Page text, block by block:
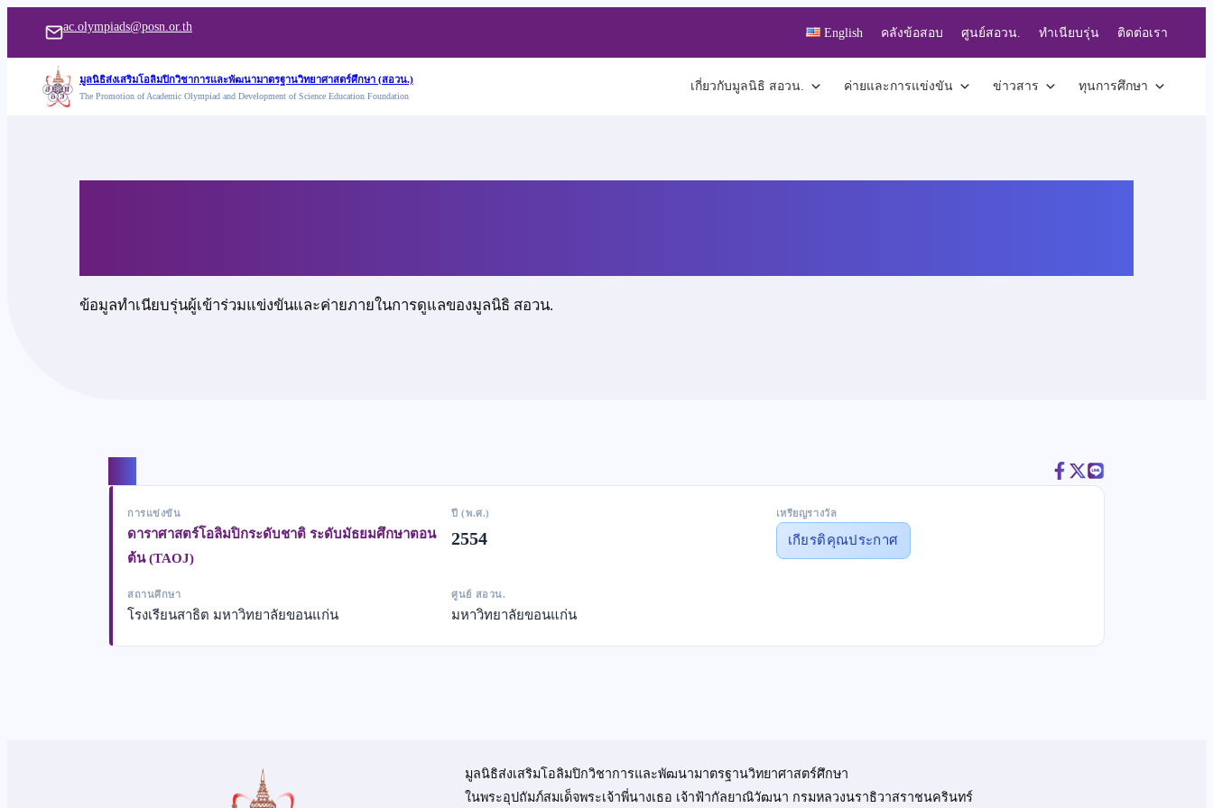
เนื้อหา
ac.olympiads@posn.or.th English คลังข้อสอบ ศูนย์สอวน. ทำเนียบรุ่น ติดต่อเรา
มูลนิธิส่งเสริมโอลิมปิกวิชาการและพัฒนามาตรฐานวิทยาศาสตร์ศึกษา (สอวน.)
The Promotion of Academic Olympiad and Development of Science Education Foundation
เกี่ยวกับมูลนิธิ สอวน. ค่ายและการแข่งขัน ข่าวสาร ทุนการศึกษา
ข้อมูลทำเนียบรุ่นผู้เข้าร่วมแข่งขันและค่ายภายในการดูแลของมูลนิธิ สอวน.
การแข่งขัน
ดาราศาสตร์โอลิมปิกระดับชาติ ระดับมัธยมศึกษาตอน
ต้น (TAOJ)
ปี (พ.ศ.)
2554
เหรียญรางวัล
เกียรติคุณประกาศ
สถานศึกษา
โรงเรียนสาธิต มหาวิทยาลัยขอนแก่น
ศูนย์ สอวน.
มหาวิทยาลัยขอนแก่น
มูลนิธิส่งเสริมโอลิมปิกวิชาการและพัฒนามาตรฐานวิทยาศาสตร์ศึกษา
ในพระอุปถัมภ์สมเด็จพระเจ้าพี่นางเธอ เจ้าฟ้ากัลยาณิวัฒนา กรมหลวงนราธิวาสราชนครินทร์